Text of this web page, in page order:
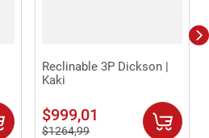
Reclinable 3P Dickson |
Kaki
$999,01
$1264,99